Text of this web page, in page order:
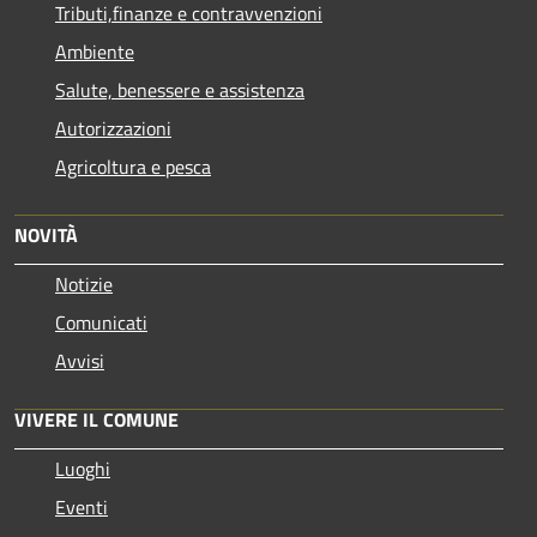
Tributi,finanze e contravvenzioni
Ambiente
Salute, benessere e assistenza
Autorizzazioni
Agricoltura e pesca
NOVITÀ
Notizie
Comunicati
Avvisi
VIVERE IL COMUNE
Luoghi
Eventi